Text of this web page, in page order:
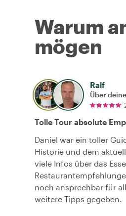
Warum
mögen
Ralf
Über
Tolle Tour absolute
Daniel war ein toller
Historie und dem
viele Infos über das
noch ansprechbar für
weitere Tipps gegeben.